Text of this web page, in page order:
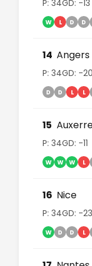
P: 34GD: -13
W L D D
14 Angers
P: 34GD: -20
D D L L
15
P: 34GD: -11
W W W L
16 Nice
P: 34GD: -23
W D D L